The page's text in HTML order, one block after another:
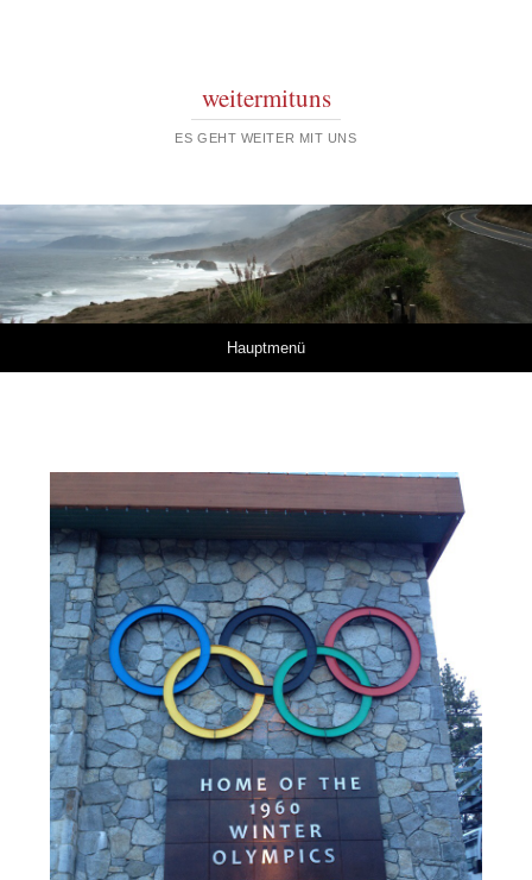
weitermituns
ES GEHT WEITER MIT UNS
Hauptmenü